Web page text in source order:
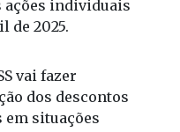
individuais
de 2025.
vai fazer
dos descontos
situações